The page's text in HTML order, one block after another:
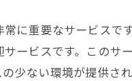
に重要なサービス
ービスです。このサ
少ない環境が提供さ